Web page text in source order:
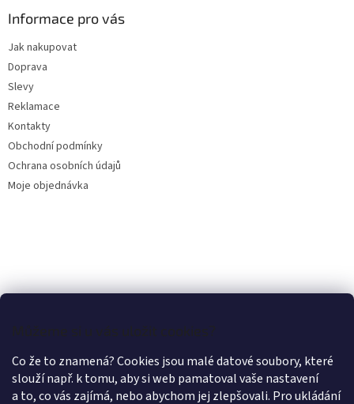
Můžeme si u vás uložit cookies?
Co že to znamená? Cookies jsou malé datové soubory, které
slouží např. k tomu, aby si web pamatoval vaše nastavení
a to, co vás zajímá, nebo abychom jej zlepšovali. Pro ukládání
Informace pro vás
Jak nakupovat
Doprava
Slevy
Reklamace
Kontakty
Obchodní podmínky
Ochrana osobních údajů
Moje objednávka